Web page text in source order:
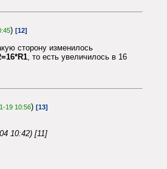
) [12]
сторону изменилось
, то есть увеличилось в 16
19 10:56) [13]
10:42) [11]